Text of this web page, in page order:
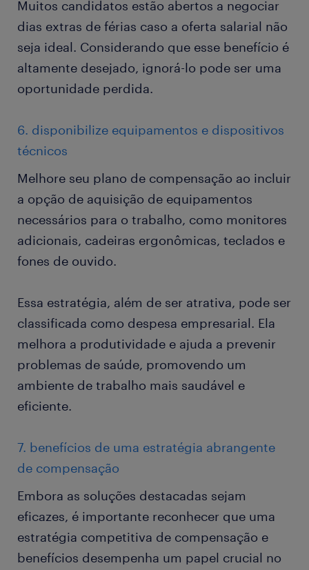
Muitos candidatos estão abertos a negociar
dias extras de férias caso a oferta salarial não
seja ideal. Considerando que esse benefício é
altamente desejado, ignorá-lo pode ser uma
oportunidade perdida.
6. disponibilize equipamentos e dispositivos
técnicos
Melhore seu plano de compensação ao incluir
a opção de aquisição de equipamentos
necessários para o trabalho, como monitores
adicionais, cadeiras ergonômicas, teclados e
fones de ouvido.
Essa estratégia, além de ser atrativa, pode ser
classificada como despesa empresarial. Ela
melhora a produtividade e ajuda a prevenir
problemas de saúde, promovendo um
ambiente de trabalho mais saudável e
eficiente.
7. benefícios de uma estratégia abrangente
de compensação
Embora as soluções destacadas sejam
eficazes, é importante reconhecer que uma
estratégia competitiva de compensação e
benefícios desempenha um papel crucial no